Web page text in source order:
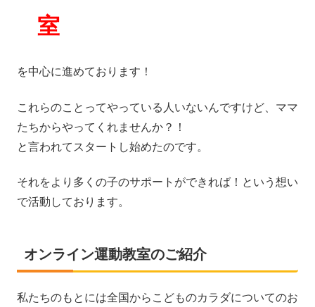
室
を中心に進めております！
これらのことってやっている人いないんですけど、ママ
たちからやってくれませんか？！
と言われてスタートし始めたのです。
それをより多くの子のサポートができれば！という想い
で活動しております。
オンライン運動教室のご紹介
私たちのもとには全国からこどものカラダについてのお